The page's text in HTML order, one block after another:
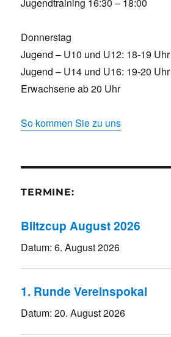
Donnerstag
Jugend – U10 und U12: 18-19 Uhr
Jugend – U14 und U16: 19-20 Uhr
Erwachsene ab 20 Uhr
So kommen Sie zu uns
TERMINE:
Blitzcup August 2026
Datum:6. August 2026
1. Runde Vereinspokal
Datum:20. August 2026